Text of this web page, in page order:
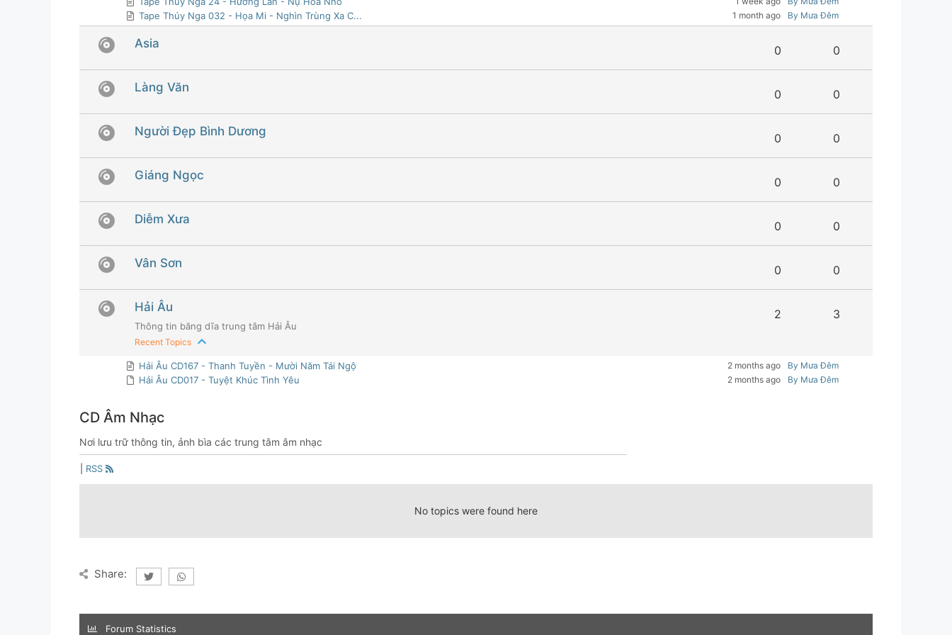
Tape Thúy Nga 032 - Họa Mi - Nghìn Trùng Xa C... By Mưa Đêm
1 month ago
Asia 0
0
Làng Văn 0
0
Người Đẹp Bình Dương 0
0
Giáng Ngọc 0
0
Diễm Xưa 0
0
Vân Sơn 0
0
Hải Âu
Thông tin băng dĩa trung tâm Hải Âu
Recent Topics
3
2
Hải Âu CD167 - Thanh Tuyền - Mười Năm Tái Ngộ By Mưa Đêm
2 months ago
Hải Âu CD017 - Tuyệt Khúc Tình Yêu By Mưa Đêm
2 months ago
CD Âm Nhạc
Nơi lưu trữ thông tin, ảnh bìa các trung tâm âm nhạc
RSS
No topics were found here
Share:
Forum Statistics